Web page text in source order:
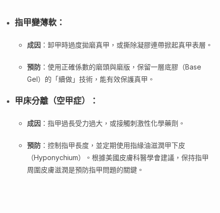
指甲變薄軟 ：
成因 ：卸甲時過度拋磨真甲，或撕除凝膠連帶掀起真甲表層。
預防 ：使用正確係數的磨頭與磨版，保留一層底膠（Base
Gel）的「續做」技術，能有效保護真甲。
甲床分離（空甲症） ：
成因 ：指甲過長受力過大，或接觸刺激性化學藥劑。
預防 ：控制指甲長度，並定期使用指緣油滋潤甲下皮
（Hyponychium）。根據美國皮膚科醫學會建議，保持指甲
周圍皮膚滋潤是預防指甲問題的關鍵。